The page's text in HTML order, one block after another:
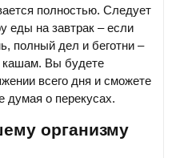
полностью. Следует
еды на завтрак – если
полный дел и беготни –
кашам. Вы будете
всего дня и сможете
думая о перекусах.
организму